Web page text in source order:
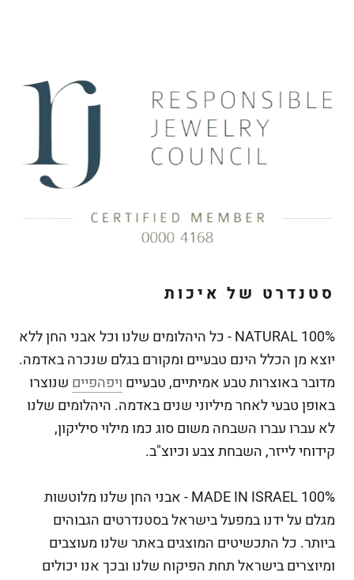
סטנדרט של איכות
100% NATURAL - כל היהלומים שלנו וכל אבני החן ללא
יוצא מן הכלל הינם טבעיים ומקורם בגלם שנכרה באדמה.
מדובר באוצרות טבע אמיתיים, טבעיים ויפהפיים שנוצרו
באופן טבעי לאחר מיליוני שנים באדמה. היהלומים שלנו
לא עברו עברו השבחה משום סוג כמו מילוי סיליקון,
קידוחי לייזר, השבחת צבע וכיוצ"ב.
100% MADE IN ISRAEL - אבני החן שלנו מלוטשות
מגלם על ידנו במפעל בישראל בסטנדרטים הגבוהים
ביותר. כל התכשיטים המוצגים באתר שלנו מעוצבים
ומיוצרים בישראל תחת הפיקוח שלנו ובכך אנו יכולים